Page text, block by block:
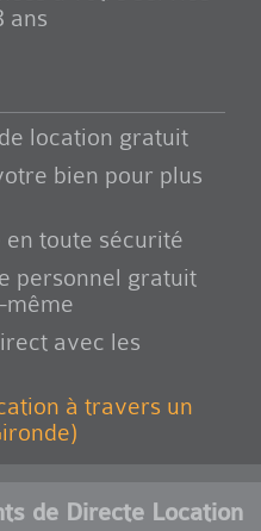
ans
location gratuit
bien pour plus
en toute sécurité
personnel gratuit
même
avec les
à travers un
de Directe Location